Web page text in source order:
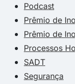
Podcast
Prêmio de
Prêmio de
Processos
SADT
Segurança